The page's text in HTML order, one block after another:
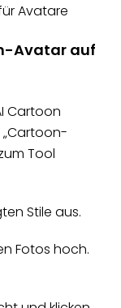
Avatare
Avatar auf
Cartoon
Tool
Stile aus.
Fotos hoch.